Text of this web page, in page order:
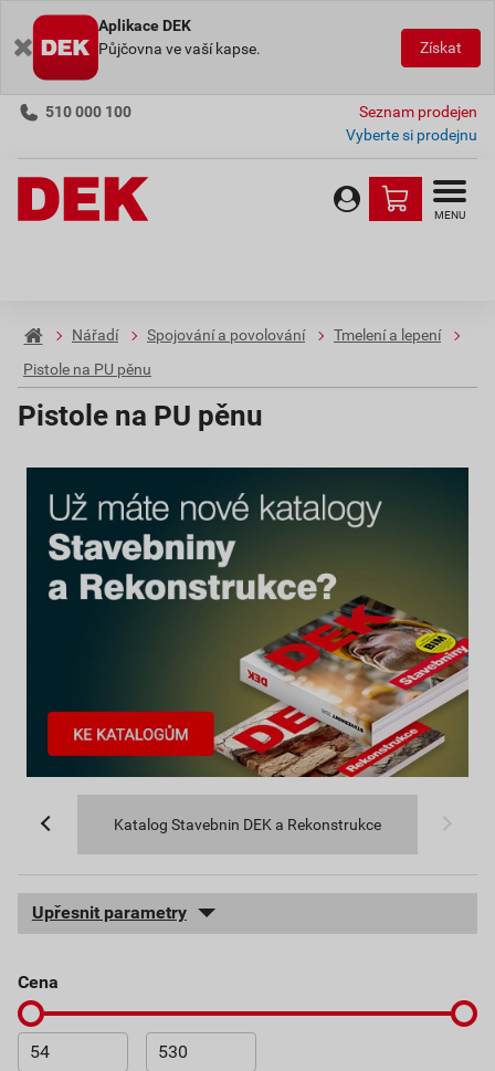
Aplikace DEK
Půjčovna ve vaší kapse.
Získat
510 000 100
Seznam prodejen
Vyberte si prodejnu
MENU
Nářadí Spojování a povolování
Tmelení a lepení
Pistole na PU pěnu
Pistole na PU pěnu
Katalog Stavebnin DEK a Rekonstrukce
Upřesnit parametry
cena